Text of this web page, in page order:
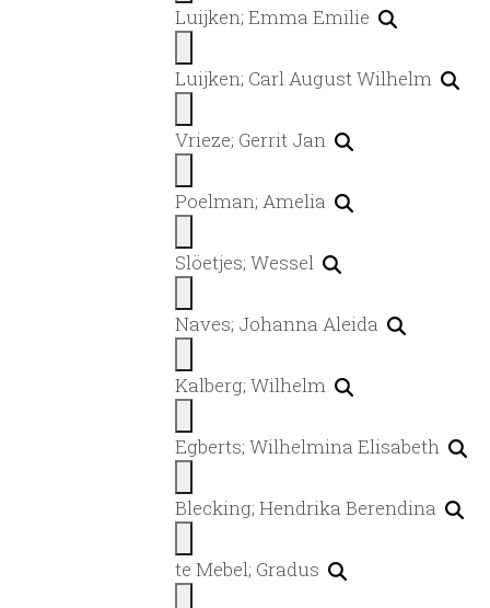
Luijken; Emma Emilie
Luijken; Carl August Wilhelm
Vrieze; Gerrit Jan
Poelman; Amelia
Slöetjes; Wessel
Naves; Johanna Aleida
Kalberg; Wilhelm
Egberts; Wilhelmina Elisabeth
Blecking; Hendrika Berendina
te Mebel; Gradus